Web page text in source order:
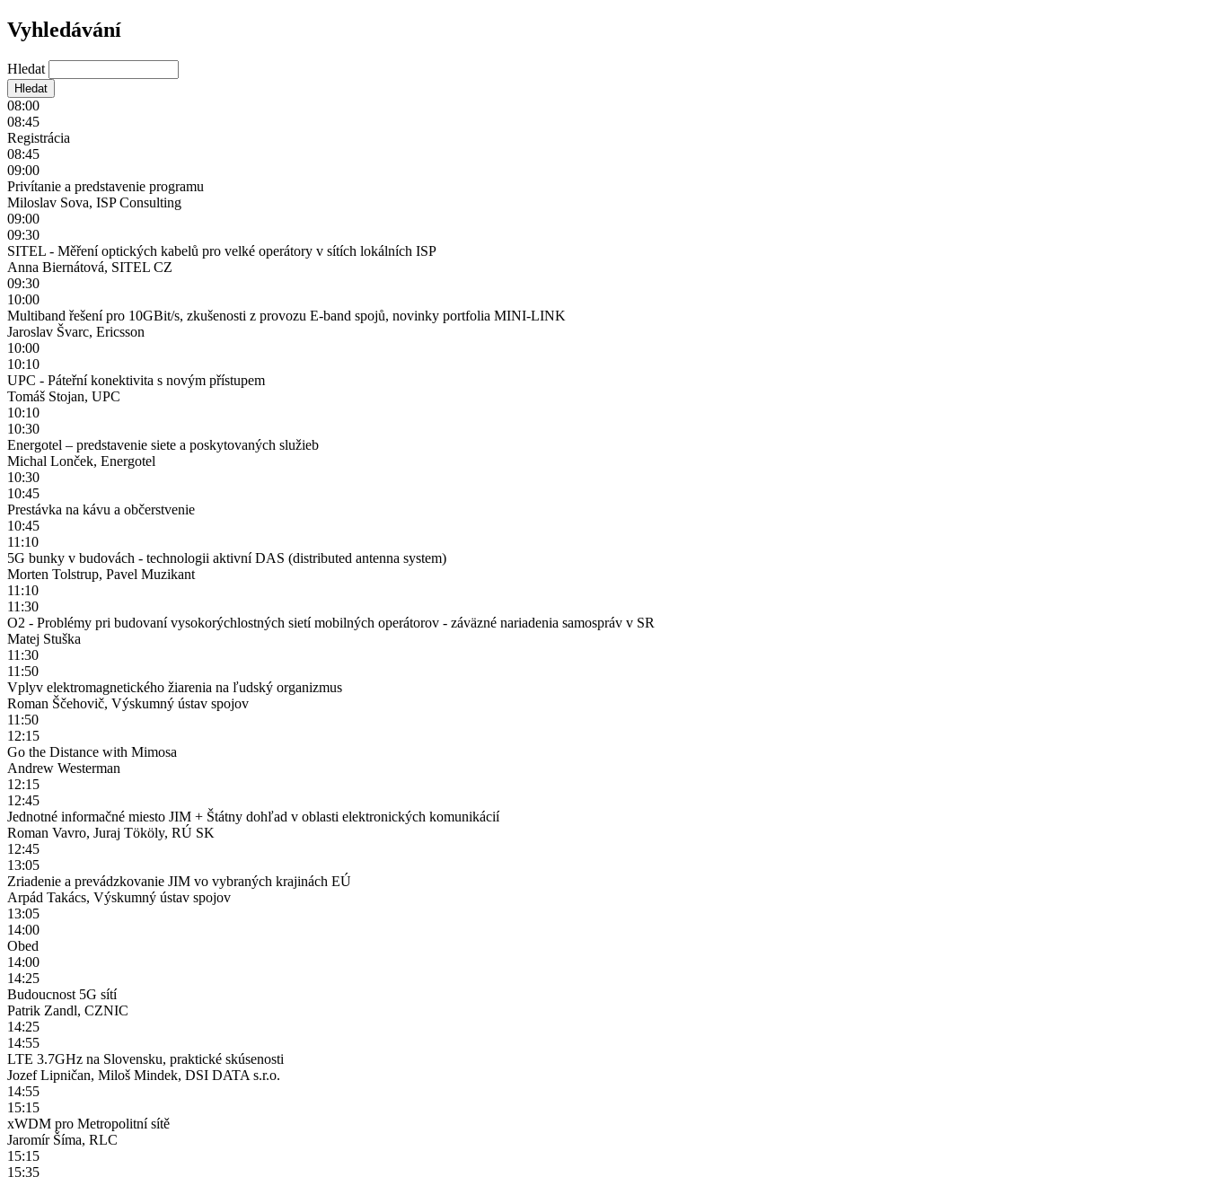
Vyhledávání
Hledat
08:00
08:45
Registrácia
08:45
09:00
Privítanie a predstavenie programu
Miloslav Sova, ISP Consulting
09:00
09:30
SITEL - Měření optických kabelů pro velké operátory v sítích lokálních ISP
Anna Biernátová, SITEL CZ
09:30
10:00
Multiband řešení pro 10GBit/s, zkušenosti z provozu E-band spojů, novinky portfolia MINI-LINK
Jaroslav Švarc, Ericsson
10:00
10:10
UPC - Páteřní konektivita s novým přístupem
Tomáš Stojan, UPC
10:10
10:30
Energotel – predstavenie siete a poskytovaných služieb
Michal Lonček, Energotel
10:30
10:45
Prestávka na kávu a občerstvenie
10:45
11:10
5G bunky v budovách - technologii aktivní DAS (distributed antenna system)
Morten Tolstrup, Pavel Muzikant
11:10
11:30
O2 - Problémy pri budovaní vysokorýchlostných sietí mobilných operátorov - záväzné nariadenia samospráv v SR
Matej Stuška
11:30
11:50
Vplyv elektromagnetického žiarenia na ľudský organizmus
Roman Ščehovič, Výskumný ústav spojov
11:50
12:15
Go the Distance with Mimosa
Andrew Westerman
12:15
12:45
Jednotné informačné miesto JIM + Štátny dohľad v oblasti elektronických komunikácií
Roman Vavro, Juraj Tököly, RÚ SK
12:45
13:05
Zriadenie a prevádzkovanie JIM vo vybraných krajinách EÚ
Arpád Takács, Výskumný ústav spojov
13:05
14:00
Obed
14:00
14:25
Budoucnost 5G sítí
Patrik Zandl, CZNIC
14:25
14:55
LTE 3.7GHz na Slovensku, praktické skúsenosti
Jozef Lipničan, Miloš Mindek, DSI DATA s.r.o.
14:55
15:15
xWDM pro Metropolitní sítě
Jaromír Šíma, RLC
15:15
15:35